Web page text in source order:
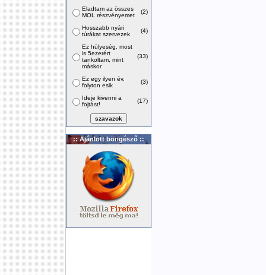
Eladtam az összes
MOL részvényemet
(2)
Hosszabb nyári
túrákat szervezek
(4)
Ez hülyeség, most
is 5ezerért
tankoltam, mint
máskor
(33)
Ez egy ilyen év,
folyton esik
(3)
Ideje kivenni a
fojtást!
(17)
:: Ajánlott böngésző ::